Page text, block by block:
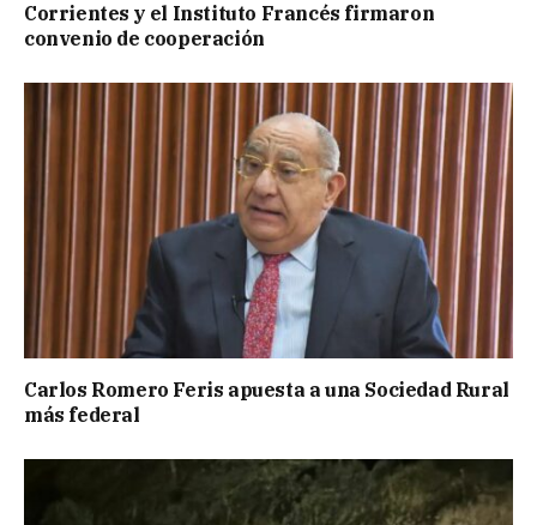
Corrientes y el Instituto Francés firmaron
convenio de cooperación
Carlos Romero Feris apuesta a una Sociedad Rural
más federal